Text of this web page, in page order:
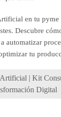
en tu pyme
Descubre
automatizar
tu
| Kit
Digital